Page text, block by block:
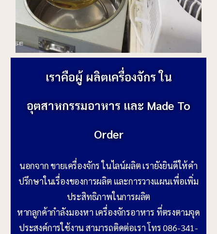
เราคือผู้ ผลิตเครื่องจักร ใน
อุตสาหกรรมอาหาร และ Made To
Order
นอกจาก ขายเครื่องจักร ในไลน์ผลิต เรายังยินดีให้คำ
ปรึกษาในเรื่องของการผลิต และการวางแผนเพื่อเพิ่ม
ประสิทธิภาพในการผลิต
หากลูกค้ากำลังมองหา เครื่องจักรอาหาร ที่ตรงตามจุด
ประสงค์การใช้งาน สามารถติดต่อเรา โทร 086-341-